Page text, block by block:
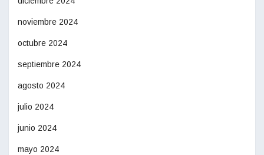
noviembre 2024
octubre 2024
septiembre 2024
agosto 2024
julio 2024
junio 2024
mayo 2024